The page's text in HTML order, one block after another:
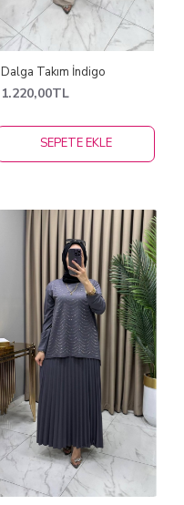
Dalga Takım İndigo
1.220,00TL
SEPETE EKLE